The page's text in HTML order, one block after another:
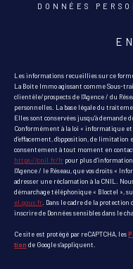
DONNÉES
Les informations recueillies sur ce
La Boite Immo agissant comme Sous-
clientèle/prospects de l'Agence / du
personnelles. La base légale du
Elles sont conservées jusqu'à demande
Conformément à la loi « informatique et
d’effacement, d’opposition, de
consentement à tout moment en
https://cnil.fr/fr pour plus
l'Agence / le Réseau, que vos droits «
adresser une réclamation à la CNIL.
démarchage téléphonique « Bloctel »,
el.gouv.fr . Dans le cadre de la
inscrire de Données sensibles dans le
Ce site est protégé par reCAPTCHA, les
tion de Google s'appliquent.